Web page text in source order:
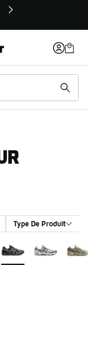
Type De Produit
de couleurs